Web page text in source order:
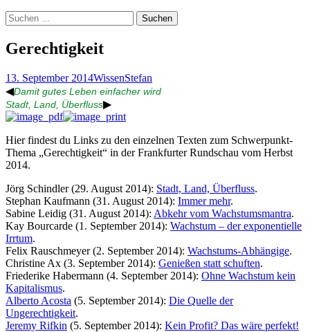
Suchen
nach:
Gerechtigkeit
13. September 2014WissenStefan
◀Damit gutes Leben einfacher wird
Stadt, Land, Überfluss▶
Hier findest du Links zu den einzelnen Texten zum Schwerpunkt-
Thema „Gerechtigkeit“ in der Frankfurter Rundschau vom Herbst
2014.
Jörg Schindler (29. August 2014): Stadt, Land, Überfluss.
Stephan Kaufmann (31. August 2014): Immer mehr.
Sabine Leidig (31. August 2014): Abkehr vom Wachstumsmantra.
Kay Bourcarde (1. September 2014): Wachstum – der exponentielle
Irrtum.
Felix Rauschmeyer (2. September 2014): Wachstums-Abhängige.
Christine Ax (3. September 2014): Genießen statt schuften.
Friederike Habermann (4. September 2014): Ohne Wachstum kein
Kapitalismus.
Alberto Acosta (5. September 2014): Die Quelle der
Ungerechtigkeit.
Jeremy Rifkin (5. September 2014): Kein Profit? Das wäre perfekt!